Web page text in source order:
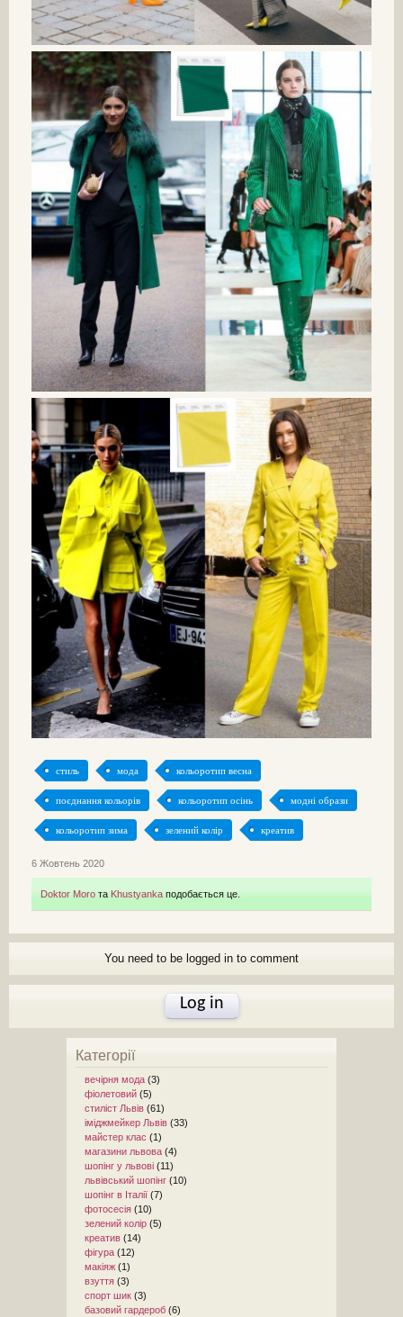
стиль мода кольоротип весна
поєднання кольорів кольоротип осінь модні образи
кольоротип зима зелений колір креатив
6 Жовтень 2020
Doktor Moro та Khustyanka подобається це.
You need to be logged in to comment
Log in
Категорії
вечірня мода (3)
фіолетовий (5)
стиліст Львів (61)
іміджмейкер Львів (33)
майстер клас (1)
магазини львова (4)
шопінг у львові (11)
львівський шопінг (10)
шопінг в Італії (7)
фотосесія (10)
зелений колір (5)
креатив (14)
фігура (12)
макіяж (1)
взуття (3)
спорт шик (3)
базовий гардероб (6)